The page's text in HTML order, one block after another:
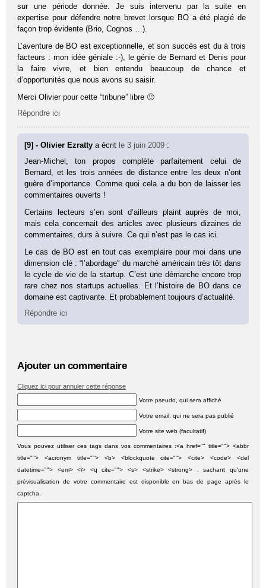
sur une période donnée. Je suis intervenu par la suite en
expertise pour défendre notre brevet lorsque BO a été plagié de
façon trop évidente (Brio, Cognos …).
L’aventure de BO est exceptionnelle, et son succès est du à trois
facteurs : mon idée géniale :-), le génie de Bernard et Denis pour
la faire vivre, et bien entendu beaucoup de chance et
d’opportunités que nous avons su saisir.
Merci Olivier pour cette “tribune” libre 🙂
Répondre ici
[9] - Olivier Ezrattya écrit le 3 juin 2009 :
Jean-Michel, ton propos complète parfaitement celui de
Bernard, et les trois années de distance entre les deux n’ont
guère d’importance. Comme quoi cela a du bon de laisser les
commentaires ouverts !
Certains lecteurs s’en sont d’ailleurs plaint auprès de moi,
mais cela concernait des articles avec plusieurs dizaines de
commentaires, durs à suivre. Ce qui n’est pas le cas ici.
Le cas de BO est en tout cas exemplaire pour moi dans une
dimension clé : “l’abordage” du marché américain très tôt dans
le cycle de vie de la startup. C’est une démarche encore trop
rare chez nos startups actuelles. Et l’histoire de BO dans ce
domaine est captivante. Et probablement toujours d’actualité.
Répondre ici
Ajouter un commentaire
Cliquez ici pour annuler cette réponse
Votre pseudo, qui sera affiché
Votre email, qui ne sera pas publié
Votre site web (facultatif)
Vous pouvez utiliser ces tags dans vos commentaires :<a href="" title=""> <abbr
title=""> <acronym title=""> <b> <blockquote cite=""> <cite> <code> <del
datetime=""> <em> <i> <q cite=""> <s> <strike> <strong> , sachant qu'une
prévisualisation de votre commentaire est disponible en bas de page après le
captcha.